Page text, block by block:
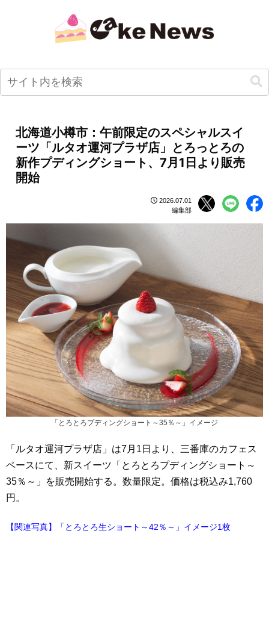
北海道小樽市：午前限定のスペシャルスイ
ーツ「ルタオ運河プラザ店」とろっとろの
新作プディングショート、7月1日より販売
開始
2026.07.01
編集部
「とろとろプディングショート～35％～」イメージ
「ルタオ運河プラザ店」は7月1日より、三番庫のカフェス
ペースにて、新スイーツ「とろとろプディングショート～
35％～」を販売開始する。数量限定。価格は税込み1,760
円。
【関連写真】「とろとろ生ショート～42％～」イメージ1枚